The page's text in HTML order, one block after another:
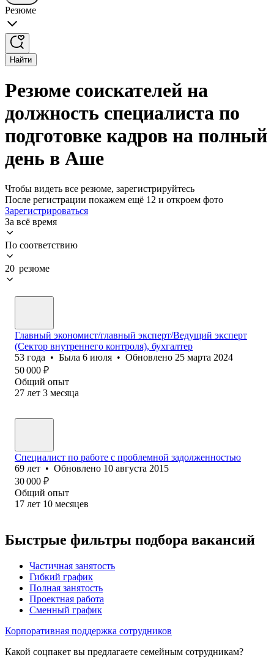
Резюме
Найти
Резюме соискателей на
должность специалиста по
подготовке кадров на полный
день в Аше
Чтобы видеть все резюме, зарегистрируйтесь
После регистрации покажем ещё 12 и откроем фото
Зарегистрироваться
За всё время
По соответствию
20 резюме
Главный экономист/главный эксперт/Ведущий эксперт
(Сектор внутреннего контроля), бухгалтер
53 года • Была 6 июля • Обновлено 25 марта 2024
50 000 ₽
Общий опыт
27 лет 3 месяца
Специалист по работе с проблемной задолженностью
69 лет • Обновлено 10 августа 2015
30 000 ₽
Общий опыт
17 лет 10 месяцев
Быстрые фильтры подбора вакансий
Частичная занятость
Гибкий график
Полная занятость
Проектная работа
Сменный график
Корпоративная поддержка сотрудников
Какой соцпакет вы предлагаете семейным сотрудникам?